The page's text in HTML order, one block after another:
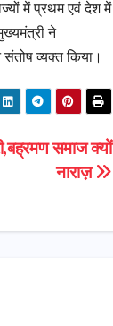
में प्रथम एवं देश में
ने
व्यक्त किया।
समाज क्यों
नाराज़